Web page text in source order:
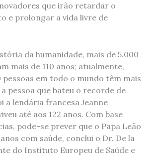
que irão retardar o
e prolongar a vida livre de
da humanidade, mais de 5.000
mais de 110 anos; atualmente,
pessoas em todo o mundo têm mais
a pessoa que bateu o recorde de
a lendária francesa Jeanne
até aos 122 anos. Com base
pode-se prever que o Papa Leão
com saúde, conclui o Dr. De la
do Instituto Europeu de Saúde e